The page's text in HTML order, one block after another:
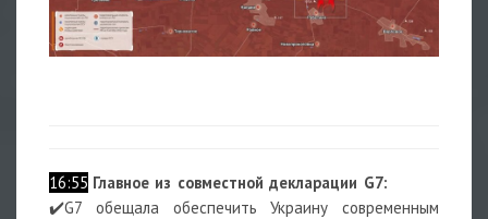
16:55 Главное из совместной декларации G7:
✔️G7 обещала обеспечить Украину современным